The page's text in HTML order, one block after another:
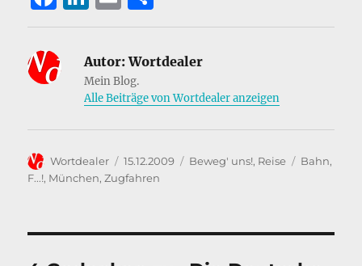
a
c
e
o
o
k
n
k
e
d
I
n
m
ai
l
ei
le
n
Autor:Wortdealer
Mein Blog.
Alle Beiträge von Wortdealer anzeigen
Autor
Wortdealer
Veröffentlicht
am
15.12.2009 Kategorien
Beweg' uns!, Reise Bahn,
F...!, München,Zugfahren